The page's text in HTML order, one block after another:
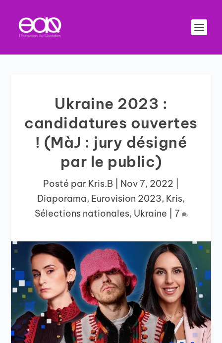
Ukraine 2023 :
candidatures ouvertes
! (MàJ : jury désigné
par le public)
Posté par Kris.B Nov 7, 2022
Diaporama, Eurovision 2023, Kris,
Sélections nationales, Ukraine 7